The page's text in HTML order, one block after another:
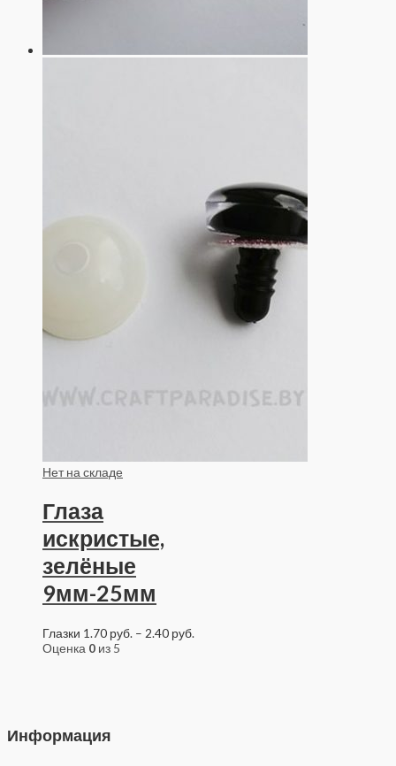
Нет на складе
Глаза
искристые,
зелёные
9мм-25мм
Глазки 1.70 руб. – 2.40 руб.
Оценка 0 из 5
Информация